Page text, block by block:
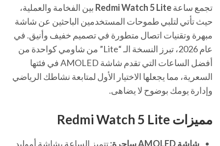
تجمع ساعةRedmi Watch 5 Lite بين الفخامة والعملية،
حيث تأتي لتلبي طموحات المستخدمين الباحثين عن شاشة
مبهرة وتقنيات اتصال متطورة في تصميم خفيف وأنيق. في
عام 2026، تبرز النسخة الـ “Lite” من شاومي كواحدة من
أفضل الساعات التي تقدم شاشة AMOLED في فئتها
السعرية، مما يجعلها الاختيار الأول لمتابعة نشاطك الرياضي
وإدارة يومك بوضوح لا يضاهى.
مميزات Redmi Watch 5 Lite
شاشة AMOLED ساحرة:
تتميز الساعة بشاشة أموليد